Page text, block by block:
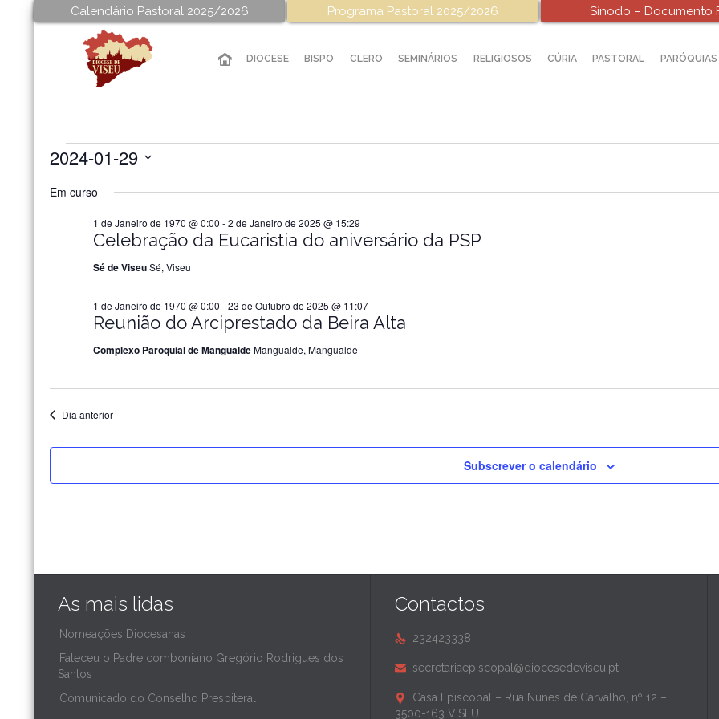
Calendário Pastoral 2025/2026 Programa Pastoral 2025/2026 Sínodo – Documento
DIOCESE BISPO CLERO SEMINÁRIOS RELIGIOSOS CÚRIA PASTORAL PARÓQUIAS
Eventos
Janeiro
de
2024
2024-01-29
a
Em curso
Celebração da Eucaristia do aniversário da PSP
1 de Janeiro de 1970 @ 0:00 -2 de Janeiro de 2025 @ 15:29
Sé de ViseuSé, Viseu
Reunião do Arciprestado da Beira Alta
1 de Janeiro de 1970 @ 0:00 -23 de Outubro de 2025 @ 11:07
Complexo Paroquial de MangualdeMangualde, Mangualde
Dia anterior
Subscrever o calendário
As mais lidas
Nomeações Diocesanas
Faleceu o Padre comboniano Gregório Rodrigues dos
Santos
Comunicado do Conselho Presbiteral
Contactos
 232423338
 secretariaepiscopal@diocesedeviseu.pt

Casa Episcopal – Rua Nunes de Carvalho, nº 12 –
3500-163 VISEU